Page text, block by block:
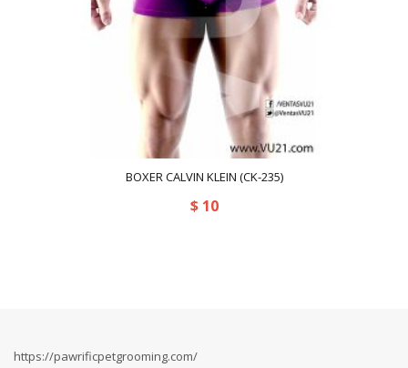
BOXER CALVIN KLEIN (CK-235)
$10
https://pawrificpetgrooming.com/